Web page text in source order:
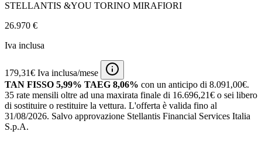
STELLANTIS &YOU TORINO MIRAFIORI
26.970 €
Iva inclusa
179,31€ Iva inclusa/mese
TAN FISSO 5,99% TAEG 8,06% con un anticipo di 8.091,00€.
35 rate mensili oltre ad una maxirata finale di 16.696,21€ o sei libero
di sostituire o restituire la vettura. L'offerta è valida fino al
31/08/2026. Salvo approvazione Stellantis Financial Services Italia
S.p.A.